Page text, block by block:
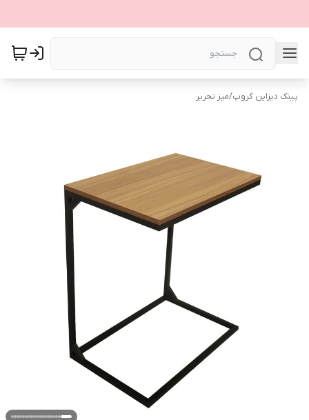
پینک دیزاین گروپ/میز تحریر